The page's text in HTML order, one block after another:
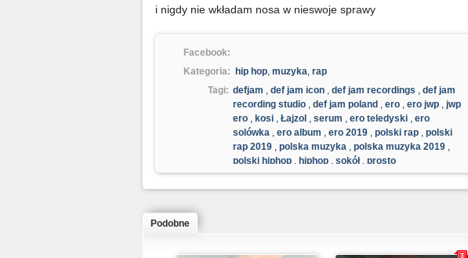
i nigdy nie wkładam nosa w nieswoje sprawy
Facebook:
Kategoria: hip hop muzyka rap
Tagi: defjam def jam icon def jam recordings
def jam
recording studio
def jam poland ero ero jwp
jwp
ero
kosi Łajzol serum ero teledyski
ero
solówka
ero album ero 2019 polski rap
polski
rap 2019
polska muzyka polska muzyka 2019
polski hiphop
hiphop sokół, prosto
Podobne